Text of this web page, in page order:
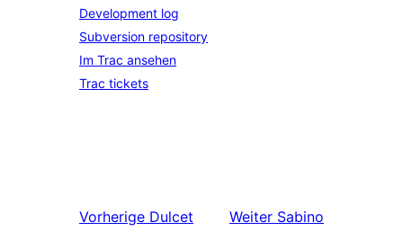
Development log
Subversion repository
Im Trac ansehen
Trac tickets
Vorherige Dulcet Weiter Sabino